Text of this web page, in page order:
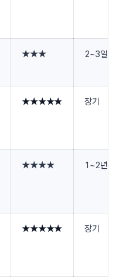
★★★ 2~3일
★★★★★ 장기
★★★★ 1~2년
★★★★★ 장기